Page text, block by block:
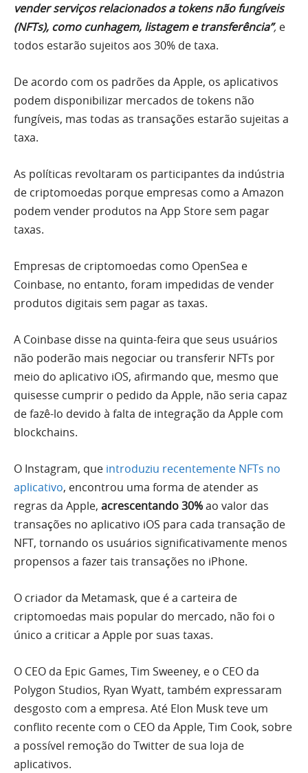
vender serviços relacionados a tokens não fungíveis
(NFTs), como cunhagem, listagem e transferência”, e
todos estarão sujeitos aos 30% de taxa.
De acordo com os padrões da Apple, os aplicativos
podem disponibilizar mercados de tokens não
fungíveis, mas todas as transações estarão sujeitas a
taxa.
As políticas revoltaram os participantes da indústria
de criptomoedas porque empresas como a Amazon
podem vender produtos na App Store sem pagar
taxas.
Empresas de criptomoedas como OpenSea e
Coinbase, no entanto, foram impedidas de vender
produtos digitais sem pagar as taxas.
A Coinbase disse na quinta-feira que seus usuários
não poderão mais negociar ou transferir NFTs por
meio do aplicativo iOS, afirmando que, mesmo que
quisesse cumprir o pedido da Apple, não seria capaz
de fazê-lo devido à falta de integração da Apple com
blockchains.
O Instagram, que introduziu recentemente NFTs no
aplicativo, encontrou uma forma de atender as
regras da Apple, acrescentando 30%ao valor das
transações no aplicativo iOS para cada transação de
NFT, tornando os usuários significativamente menos
propensos a fazer tais transações no iPhone.
O criador da Metamask, que é a carteira de
criptomoedas mais popular do mercado, não foi o
único a criticar a Apple por suas taxas.
O CEO da Epic Games, Tim Sweeney, e o CEO da
Polygon Studios, Ryan Wyatt, também expressaram
desgosto com a empresa. Até Elon Musk teve um
conflito recente com o CEO da Apple, Tim Cook, sobre
a possível remoção do Twitter de sua loja de
aplicativos.